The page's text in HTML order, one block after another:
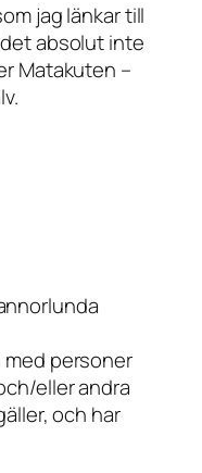
jag länkar till
absolut inte
Matakuten –
personer
eller andra
och har